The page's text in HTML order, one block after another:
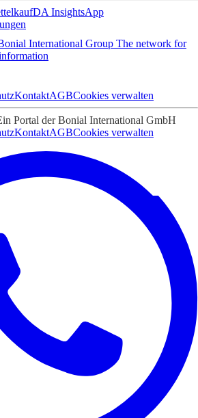
kaufDA InsightsApp
International Group The network for
KontaktAGBCookies verwalten
Portal der Bonial International GmbH
KontaktAGBCookies verwalten